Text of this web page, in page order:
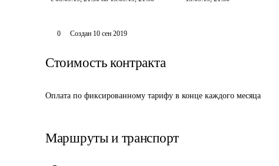
0 Создан 10 сен 2019
Стоимость контракта
Оплата по фиксированному тарифу в конце каждого месяца
Маршруты и транспорт